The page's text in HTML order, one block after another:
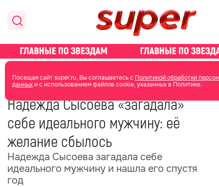
Посещая сайт super.ru, Вы соглашаетесь с Политикой обработки
данныхи с использованием файлов cookie, указанных в Политике.
главная новости о звездах новости
Надежда Сысоева «загадала»
себе идеального мужчину: её
желание сбылось
Надежда Сысоева загадала себе
идеального мужчину и нашла его спустя
год